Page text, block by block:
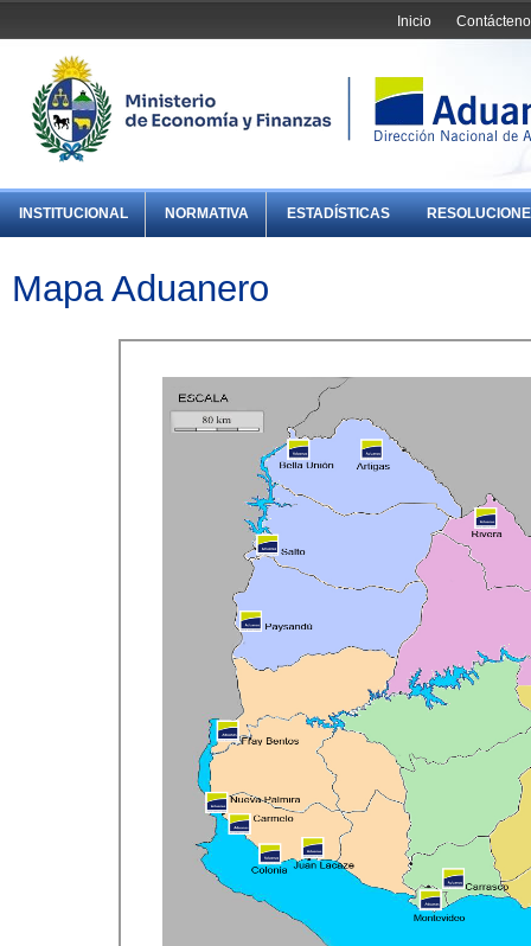
Inicio
INSTITUCIONAL NORMATIVA ESTADÍSTICAS
Mapa Aduanero